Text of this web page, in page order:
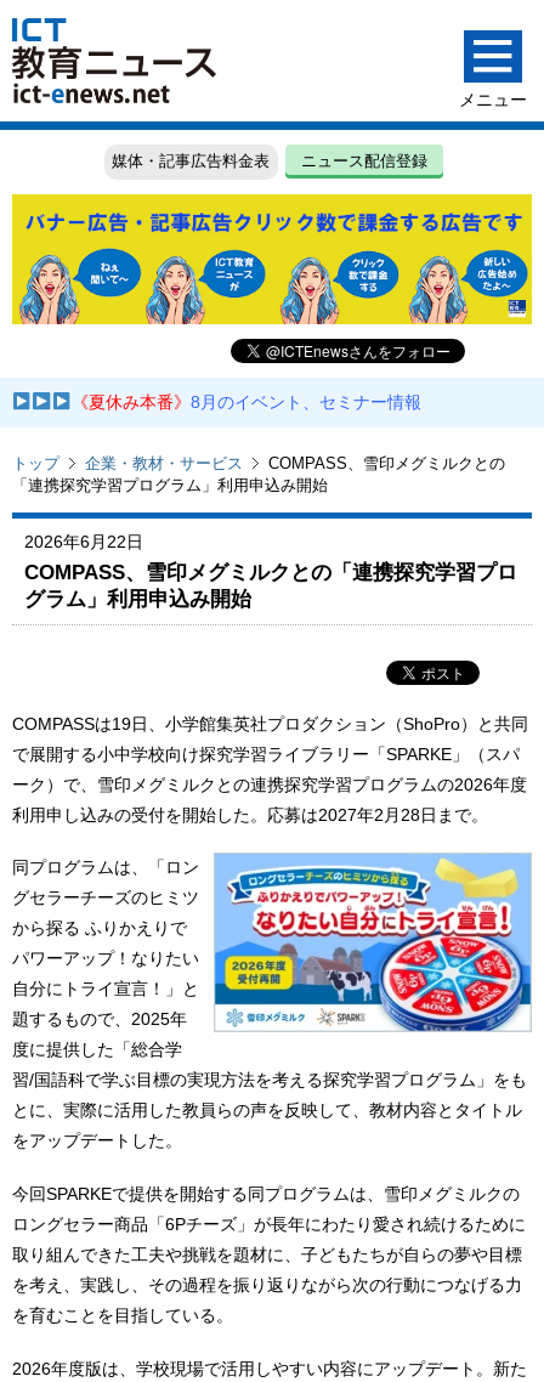
媒体・記事広告料金表 ニュース配信登録
《夏休み本番》8月のイベント、セミナー情報
トップ 企業・教材・サービス
COMPASS、雪印メグミルクとの
「連携探究学習プログラム」利用申込み開始
2026年6月22日
COMPASS、雪印メグミルクとの「連携探究学習プロ
グラム」利用申込み開始
COMPASSは19日、小学館集英社プロダクション（ShoPro）と共同
で展開する小中学校向け探究学習ライブラリー「SPARKE」（スパ
ーク）で、雪印メグミルクとの連携探究学習プログラムの2026年度
利用申し込みの受付を開始した。応募は2027年2月28日まで。
同プログラムは、「ロン
グセラーチーズのヒミツ
から探る ふりかえりで
パワーアップ！なりたい
自分にトライ宣言！」と
題するもので、2025年
度に提供した「総合学
習/国語科で学ぶ目標の実現方法を考える探究学習プログラム」をも
とに、実際に活用した教員らの声を反映して、教材内容とタイトル
をアップデートした。
今回SPARKEで提供を開始する同プログラムは、雪印メグミルクの
ロングセラー商品「6Pチーズ」が長年にわたり愛され続けるために
取り組んできた工夫や挑戦を題材に、子どもたちが自らの夢や目標
を考え、実践し、その過程を振り返りながら次の行動につなげる力
を育むことを目指している。
2026年度版は、学校現場で活用しやすい内容にアップデート。新た